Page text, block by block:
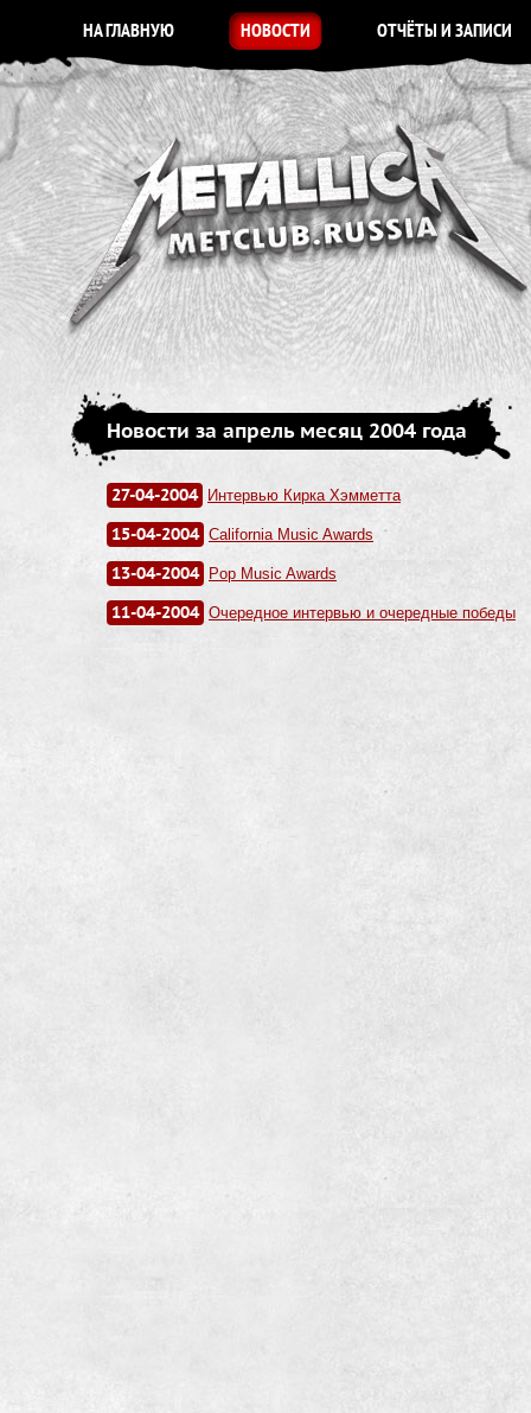
НА ГЛАВНУЮ НОВОСТИ ОТЧЁТЫ И ЗАПИСИ
Новости за апрель месяц 2004 года
27-04-2004 Интервью Кирка Хэмметта
15-04-2004 California Music Awards
13-04-2004 Pop Music Awards
11-04-2004 Очередное интервью и очередные победы